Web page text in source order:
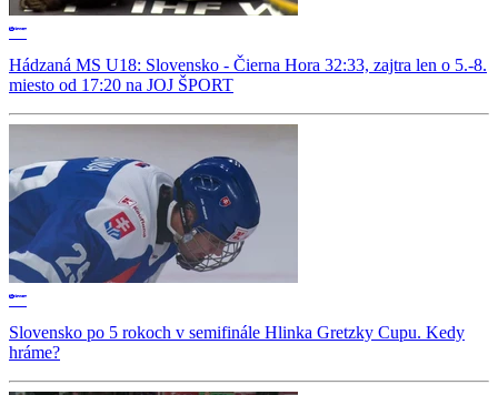
Hádzaná MS U18: Slovensko - Čierna Hora 32:33, zajtra len o 5.-8.
miesto od 17:20 na JOJ ŠPORT
Slovensko po 5 rokoch v semifinále Hlinka Gretzky Cupu. Kedy
hráme?